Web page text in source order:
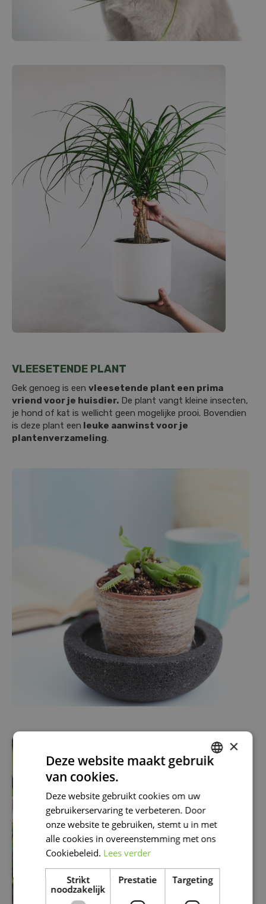
VLEESETENDE PLANT
Gek genoeg is een vleesetende plant een prima
vriend voor je huisdier. De plant vangt kleine insecten,
je hond of kat is wellicht geen mogelijke prooi. Bovendien
is deze plant een leuke aanwinst voor je
plantenverzameling.
×
Deze website maakt gebruik
van cookies.
Deze website gebruikt cookies om uw
gebruikerservaring te verbeteren. Door
onze website te gebruiken, stemt u in met
alle cookies in overeenstemming met ons
Cookiebeleid. Lees verder
Strikt
noodzakelijk
Prestatie Targeting